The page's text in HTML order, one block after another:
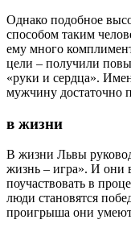
Однако подобное
способом таким
ему много
цели – получили
«руки и сердца».
мужчину достаточно
в жизни
В жизни Львы
жизнь – игра». И они
поучаствовать в
люди становятся
проигрыша они умеют